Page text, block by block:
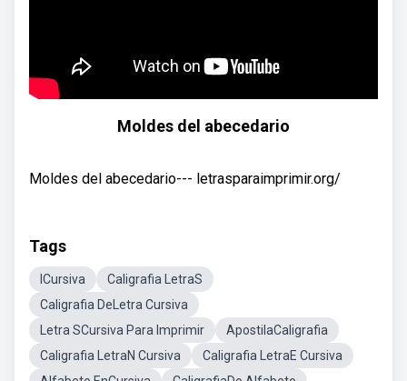
Moldes del abecedario
Moldes del abecedario--- letrasparaimprimir.org/
Tags
ICursiva
Caligrafia LetraS
Caligrafia DeLetra Cursiva
Letra SCursiva Para Imprimir
ApostilaCaligrafia
Caligrafia LetraN Cursiva
Caligrafia LetraE Cursiva